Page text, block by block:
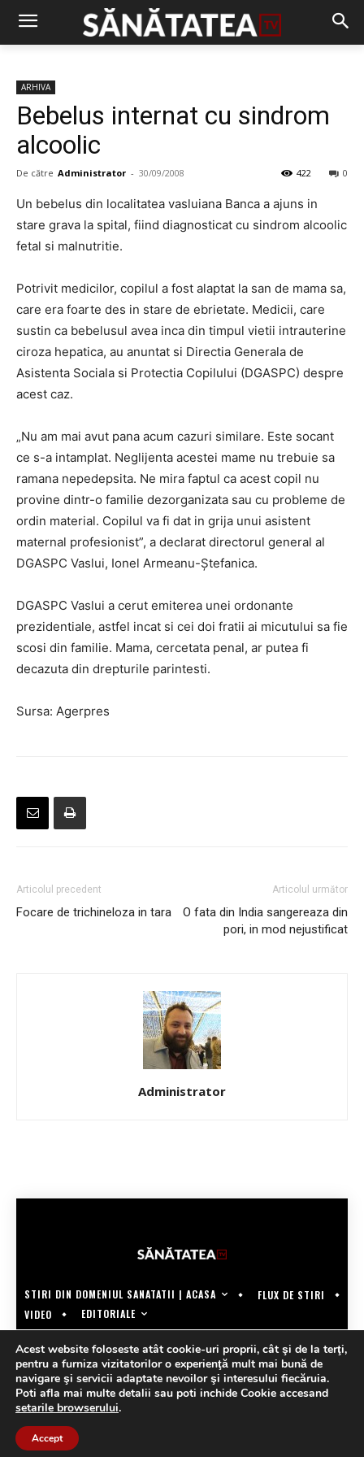
ARHIVA
Bebelus internat cu sindrom
alcoolic
De către Administrator - 30/09/2008 0
422
Un bebelus din localitatea vasluiana Banca a ajuns in
stare grava la spital, fiind diagnosticat cu sindrom alcoolic
fetal si malnutritie.
Potrivit medicilor, copilul a fost alaptat la san de mama sa,
care era foarte des in stare de ebrietate. Medicii, care
sustin ca bebelusul avea inca din timpul vietii intrauterine
ciroza hepatica, au anuntat si Directia Generala de
Asistenta Sociala si Protectia Copilului (DGASPC) despre
acest caz.
„Nu am mai avut pana acum cazuri similare. Este socant
ce s-a intamplat. Neglijenta acestei mame nu trebuie sa
ramana nepedepsita. Ne mira faptul ca acest copil nu
provine dintr-o familie dezorganizata sau cu probleme de
ordin material. Copilul va fi dat in grija unui asistent
maternal profesionist”, a declarat directorul general al
DGASPC Vaslui, Ionel Armeanu-Ştefanica.
DGASPC Vaslui a cerut emiterea unei ordonante
prezidentiale, astfel incat si cei doi fratii ai micutului sa fie
scosi din familie. Mama, cercetata penal, ar putea fi
decazuta din drepturile parintesti.
Sursa: Agerpres
Articolul precedent
Focare de trichineloza in tara
Articolul următor
O fata din India sangereaza din
pori, in mod nejustificat
Administrator
STIRI DIN DOMENIUL SANATATII | ACASA
FLUX DE STIRI
VIDEO
EDITORIALE
Acest website foloseste atât cookie-uri proprii, cât şi de la terţi,
pentru a furniza vizitatorilor o experienţă mult mai bună de
navigare şi servicii adaptate nevoilor şi interesului fiecăruia.
Poti afla mai multe detalii sau poti inchide Cookie accesand
setarile browserului.
Accept